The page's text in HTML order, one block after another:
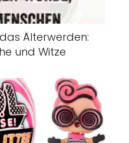
Älterwerden:
und Witze